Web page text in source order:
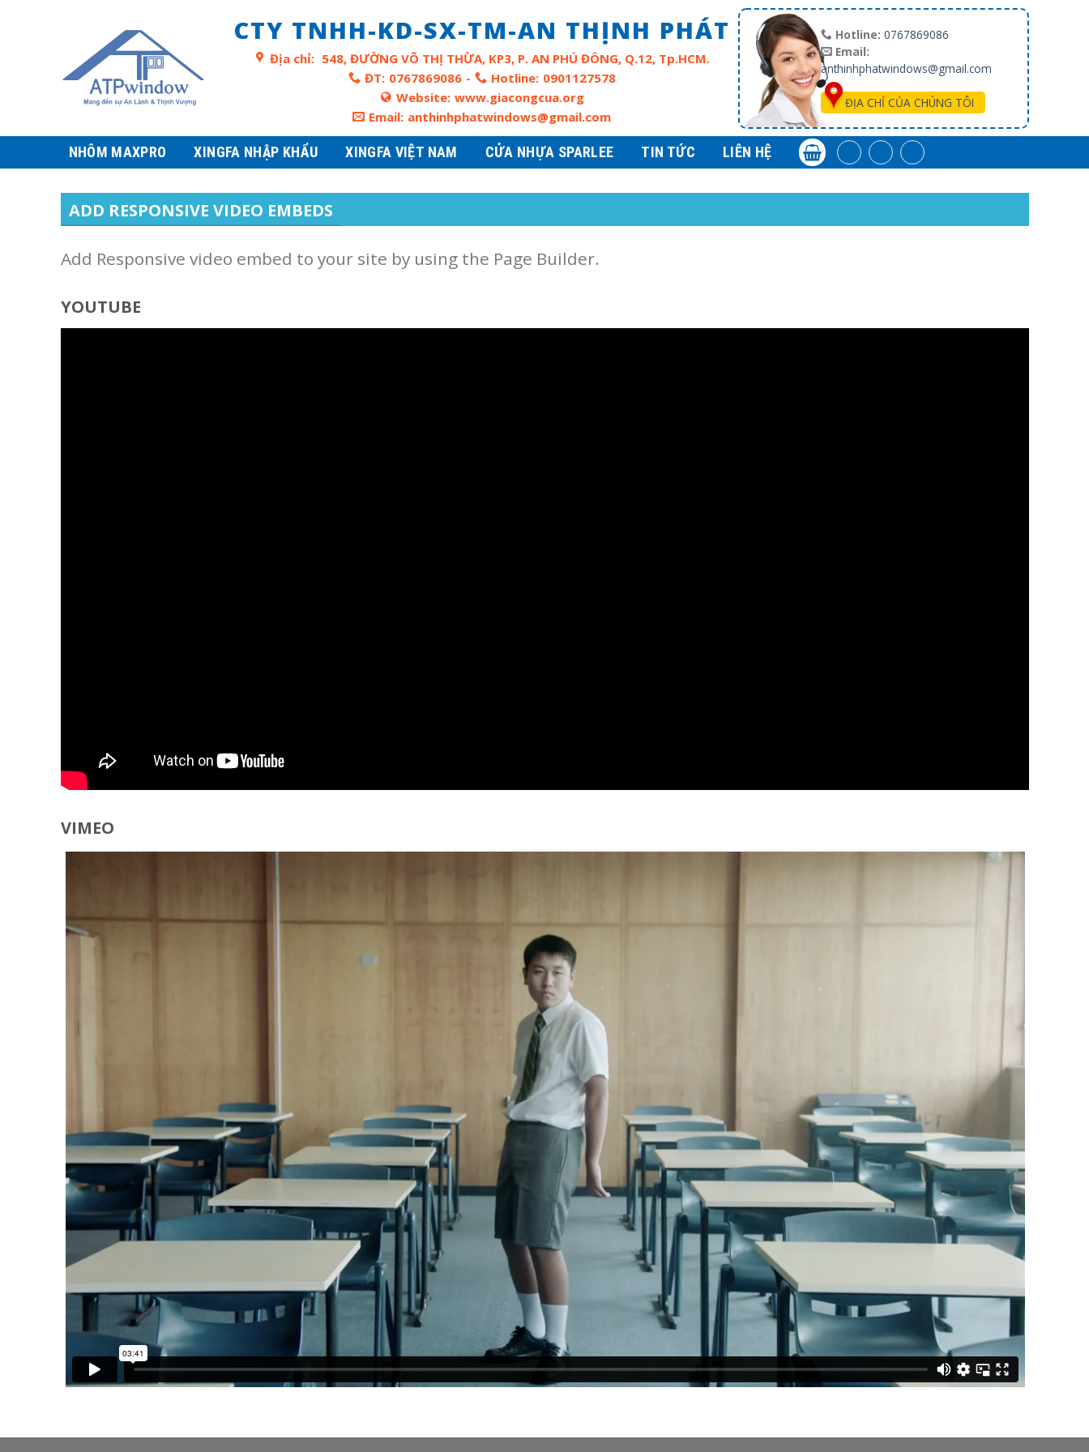
CTY TNHH-KD-SX-TM-AN THỊNH PHÁT
Địa chỉ: 548, ĐƯỜNG VÕ THỊ THỪA, KP3, P. AN PHÚ ĐÔNG, Q.12, Tp.HCM.
ĐT: 0767869086 - Hotline: 0901127578
Website: www.giacongcua.org
Email: anthinhphatwindows@gmail.com
Hotline: 0767869086
Email:
anthinhphatwindows@gmail.com
ĐỊA CHỈ CỦA CHÚNG TÔI
NHÔM MAXPRO XINGFA NHẬP KHẨU XINGFA VIỆT NAM CỬA NHỰA SPARLEE TIN TỨC LIÊN HỆ
ADD RESPONSIVE VIDEO EMBEDS
Add Responsive video embed to your site by using the Page Builder.
YOUTUBE
VIMEO